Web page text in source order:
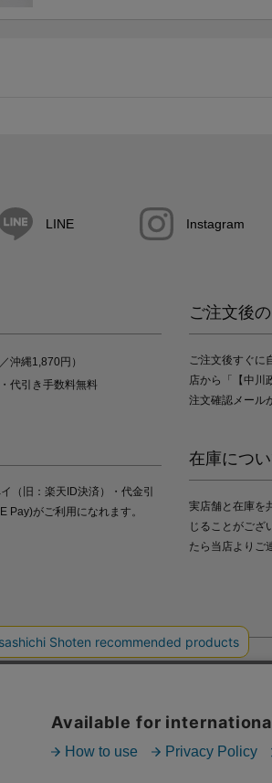
LINE Instagram
沖縄1,870円）
代引き手数料無料
（旧：楽天ID決済）・代金引
Pay)がご利用になれます。
ご注文後
ご注文後すぐに
店から「【中川
注文確認メール
在庫につ
実店舗と在庫を
じることがござ
たら当店よりご
リシー